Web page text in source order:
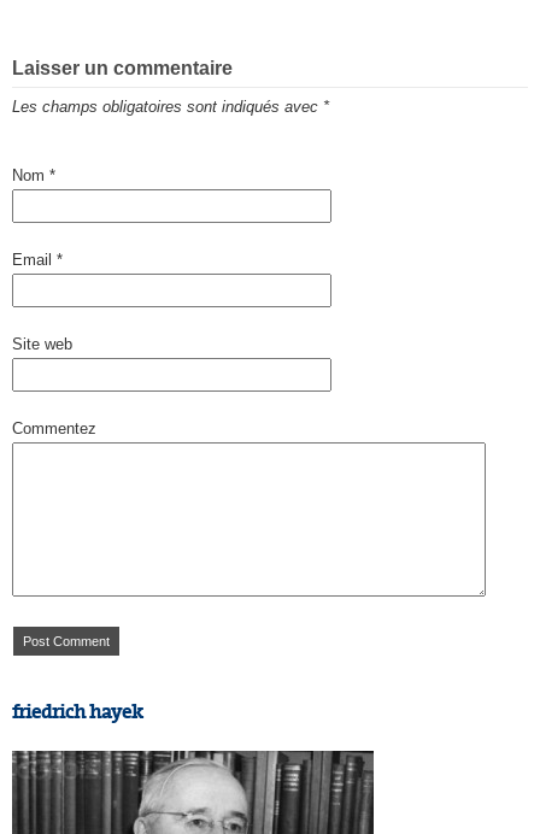
Laisser un commentaire
Les champs obligatoires sont indiqués avec *
Nom *
Email *
Site web
Commentez
friedrich hayek